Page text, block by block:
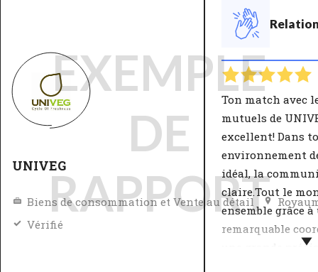
UNIVEG
Biens de consommation et Vente au détail
Vérifié
Ton match avec
mutuels de
excellent! Dans
environnement
idéal, la
claire.Tout le
ensemble grâce à
remarquable
une grande
EXEMPLE
DE
RAPPORT